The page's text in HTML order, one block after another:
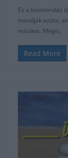
Ez a közmondás
mondják azóta,
másikat. Mégis,
Read More